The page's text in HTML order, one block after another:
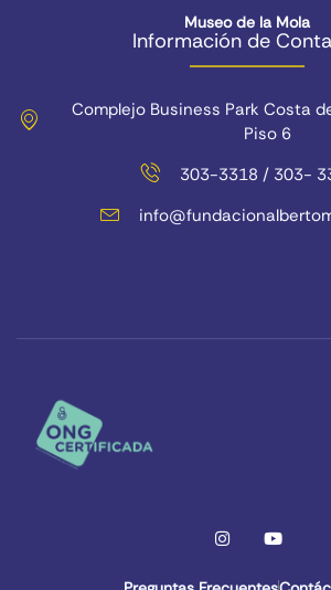
Museo de la Mola
Información de
Complejo Business Park Costa
Piso 6
303-3318 / 303-